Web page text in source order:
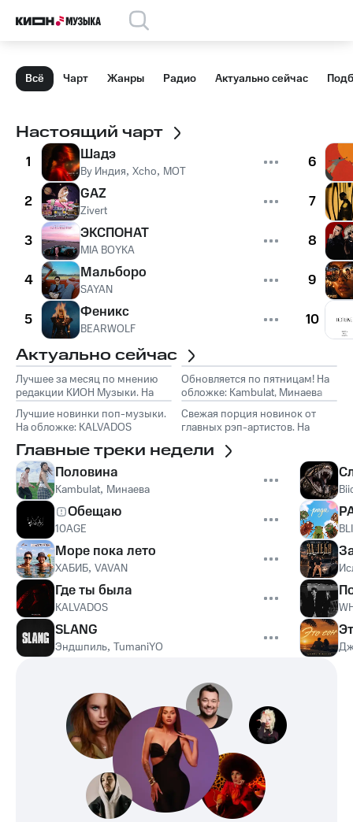
Всё Чарт Жанры Радио Актуально сейчас
Настоящий чарт
1 Шадэ
By Индия, Xcho, MOT
2 GAZ
Zivert
3 ЭКСПОНАТ
MIA BOYKA
4 Мальборо
SAYAN
5 Феникс
BEARWOLF
6
7
8
9
10
Актуально сейчас
Лучшее за месяц по мнению
редакции КИОН Музыки. На
обложке: Marselle
Обновляется по пятницам! На
обложке: Kambulat, Минаева
Лучшие новинки поп-музыки.
На обложке: KALVADOS
Свежая порция новинок от
главных рэп-артистов. На
Главные треки недели
Половина
Kambulat, Минаева
Обещаю
10AGE
Море пока лето
ХАБИБ, VAVAN
Где ты была
KALVADOS
SLANG
Эндшпиль, TumaniYO